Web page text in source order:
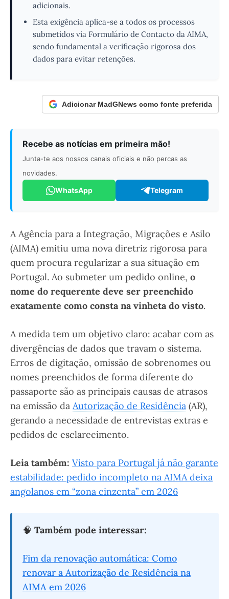
adicionais.
Esta exigência aplica-se a todos os processos
submetidos via Formulário de Contacto da AIMA,
sendo fundamental a verificação rigorosa dos
dados para evitar retenções.
Adicionar MadGNews como fonte preferida
Recebe as notícias em primeira mão!
Junta-te aos nossos canais oficiais e não percas as
novidades.
WhatsApp Telegram
A Agência para a Integração, Migrações e Asilo
(AIMA) emitiu uma nova diretriz rigorosa para
quem procura regularizar a sua situação em
Portugal. Ao submeter um pedido online, o
nome do requerente deve ser preenchido
exatamente como consta na vinheta do visto.
A medida tem um objetivo claro: acabar com as
divergências de dados que travam o sistema.
Erros de digitação, omissão de sobrenomes ou
nomes preenchidos de forma diferente do
passaporte são as principais causas de atrasos
na emissão da Autorização de Residência (AR),
gerando a necessidade de entrevistas extras e
pedidos de esclarecimento.
Leia também: Visto para Portugal já não garante
estabilidade: pedido incompleto na AIMA deixa
angolanos em “zona cinzenta” em 2026
🧠 Também pode interessar:
Fim da renovação automática: Como
renovar a Autorização de Residência na
AIMA em 2026